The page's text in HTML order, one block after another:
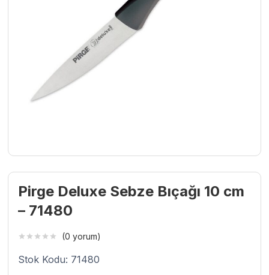
Pirge Deluxe Sebze Bıçağı 10 cm
– 71480
(0 yorum)
Stok Kodu: 71480